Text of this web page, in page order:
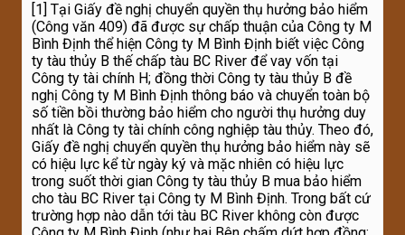
[1] Tại Giấy đề nghị chuyển quyền thụ hưởng bảo hiểm
(Công văn 409) đã được sự chấp thuận của Công ty M
Bình Định thể hiện Công ty M Bình Định biết việc Công
ty tàu thủy B thế chấp tàu BC River để vay vốn tại
Công ty tài chính H; đồng thời Công ty tàu thủy B đề
nghị Công ty M Bình Định thông báo và chuyển toàn bộ
số tiền bồi thường bảo hiểm cho người thụ hưởng duy
nhất là Công ty tài chính công nghiệp tàu thủy. Theo đó,
Giấy đề nghị chuyển quyền thụ hưởng bảo hiểm này sẽ
có hiệu lực kể từ ngày ký và mặc nhiên có hiệu lực
trong suốt thời gian Công ty tàu thủy B mua bảo hiểm
cho tàu BC River tại Công ty M Bình Định. Trong bất cứ
trường hợp nào dẫn tới tàu BC River không còn được